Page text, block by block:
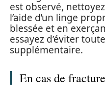
est observé,
l’aide d’un linge
blessée et en
essayez d’éviter
supplémentaire.
En cas de